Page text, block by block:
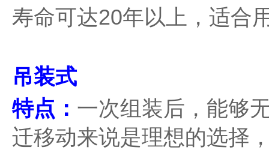
寿命可达20年以上，适合
吊装式
特点： 一次组装后，能够
迁移动来说是理想的选择